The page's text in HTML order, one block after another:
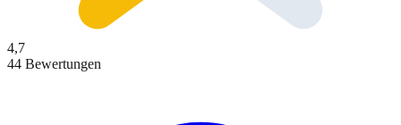
4,7
44 Bewertungen